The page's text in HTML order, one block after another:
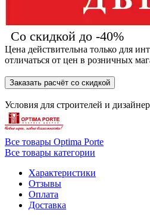
Со скидкой до -40%
Цена действительна только для
отличаться от цен в розничных
Заказать расчёт со скидкой
Условия для строителей и
Все товары Optima Porte
Все товары категории
Характеристики
Отзывы
Оплата
Доставка